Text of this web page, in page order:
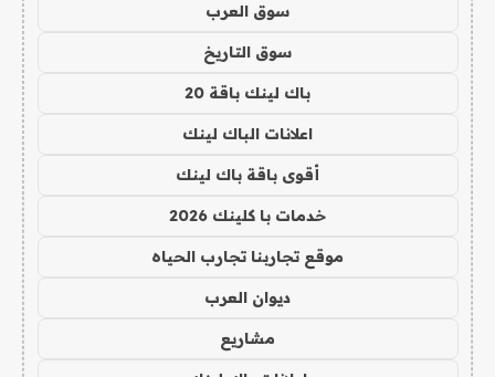
سوق العرب
سوق التاريخ
باك لينك باقة 20
اعلانات الباك لينك
أقوى باقة باك لينك
خدمات با كلينك 2026
موقع تجاربنا تجارب الحياه
ديوان العرب
مشاريع